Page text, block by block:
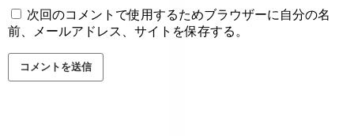
次回のコメントで使用するためブラウザーに自分の名
前、メールアドレス、サイトを保存する。